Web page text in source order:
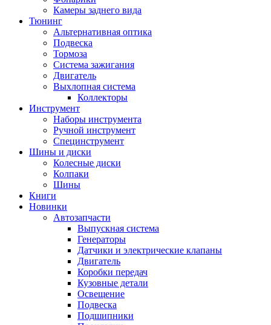
Камеры заднего вида
Тюнинг
Альтернативная оптика
Подвеска
Тормоза
Система зажигания
Двигатель
Выхлопная система
Коллекторы
Инструмент
Наборы инструмента
Ручной инструмент
Специнструмент
Шины и диски
Колесные диски
Колпаки
Шины
Книги
Новинки
Автозапчасти
Выпускная система
Генераторы
Датчики и электрические клапаны
Двигатель
Коробки передач
Кузовные детали
Освещение
Подвеска
Подшипники